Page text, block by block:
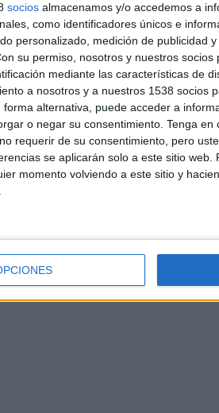
socios almacenamos y/o accedemos a
como identificadores únicos e
personalizado, medición de publicidad
su permiso, nosotros y nuestros
mediante las características de
a nosotros y a nuestros 1538 socios
alternativa, puede acceder a
o negar su consentimiento. Tenga en
requerir de su consentimiento, pero
se aplicarán solo a este sitio
momento volviendo a este sitio y